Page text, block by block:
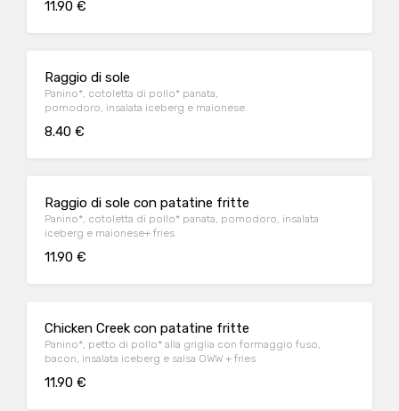
11.90 €
Raggio di sole
Panino*, cotoletta di pollo* panata,
pomodoro, insalata iceberg e maionese.
8.40 €
Raggio di sole con patatine fritte
Panino*, cotoletta di pollo* panata, pomodoro, insalata
iceberg e maionese+ fries
11.90 €
Chicken Creek con patatine fritte
Panino*, petto di pollo* alla griglia con formaggio fuso,
bacon, insalata iceberg e salsa OWW + fries
11.90 €